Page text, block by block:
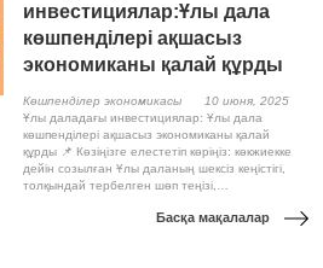
инвестициялар:Ұлы дала
көшпенділері ақшасыз
экономиканы қалай құрды
Көшпенділер экономикасы
10 июня, 2025
Ұлы даладағы инвестициялар: Ұлы дала
көшпенділері ақшасыз экономиканы қалай
құрды 📌 Көзіңізге елестетіп көріңіз: көкжиекке
дейін созылған Ұлы даланың шексіз кеңістігі,
толқындай тербелген шөп теңізі,…
Басқа мақалалар